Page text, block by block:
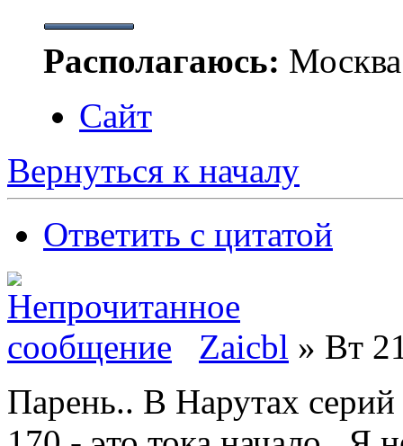
Располагаюсь: Москва
Сайт
Вернуться к началу
Ответить с цитатой
Zaicbl » Вт
Парень.. В Нарутах